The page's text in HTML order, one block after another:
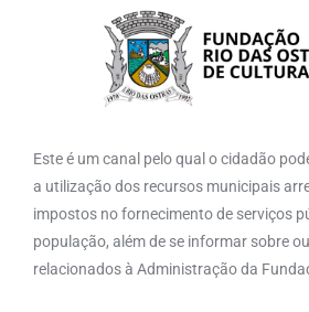
Este é um canal pelo qual o cidadão
a utilização dos recursos municipais
impostos no fornecimento de serviços
população, além de se informar sobre
relacionados à Administração da